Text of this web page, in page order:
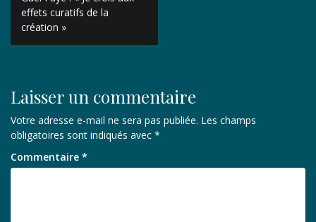
de
l’article
effets curatifs de la
création »
Laisser un commentaire
Votre adresse e-mail ne sera pas publiée. Les champs
obligatoires sont indiqués avec *
Commentaire *